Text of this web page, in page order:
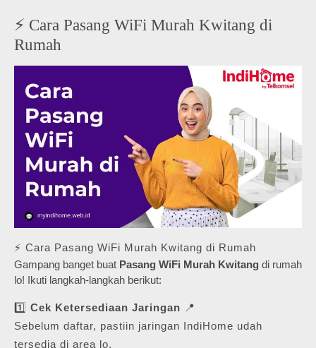
⚡ Cara Pasang WiFi Murah Kwitang di
Rumah
⚡ Cara Pasang WiFi Murah Kwitang di Rumah
Gampang banget buat Pasang WiFi Murah Kwitang di rumah
lo! Ikuti langkah-langkah berikut:
1️⃣ Cek Ketersediaan Jaringan 📍
Sebelum daftar, pastiin jaringan IndiHome udah
tersedia di area lo.